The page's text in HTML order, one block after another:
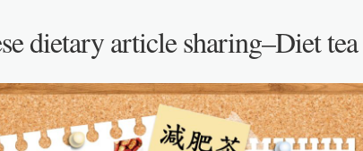
dietary article sharing–Diet tea